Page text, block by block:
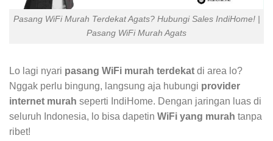
Pasang WiFi Murah Terdekat Agats? Hubungi Sales IndiHome! |
Pasang WiFi Murah Agats
Lo lagi nyari pasang WiFi murah terdekat di area lo?
Nggak perlu bingung, langsung aja hubungi provider
internet murah seperti IndiHome. Dengan jaringan luas di
seluruh Indonesia, lo bisa dapetin WiFi yang murah tanpa
ribet!